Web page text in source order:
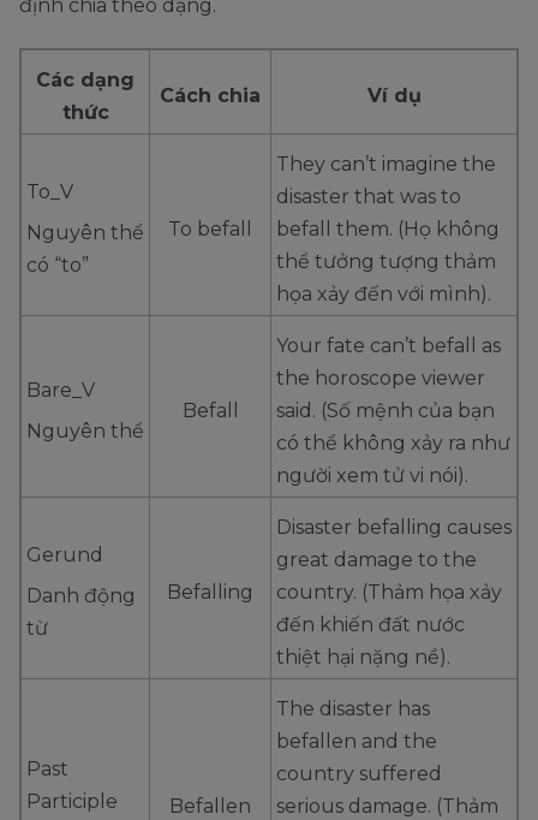
định chia theo dạng.
Các dạng
thức
Cách chia Ví dụ
To_V
Nguyên thể
có “to”
To befall
They can’t imagine the
disaster that was to
befall them. (Họ không
thể tưởng tượng thảm
họa xảy đến với mình).
Bare_V
Nguyên thể
Befall
Your fate can’t befall as
the horoscope viewer
said. (Số mệnh của bạn
có thể không xảy ra như
người xem tử vi nói).
Gerund
Danh động
từ
Befalling
Disaster befalling causes
great damage to the
country. (Thảm họa xảy
đến khiến đất nước
thiệt hại nặng nề).
Past
Participle
Befallen
The disaster has
befallen and the
country suffered
serious damage. (Thảm